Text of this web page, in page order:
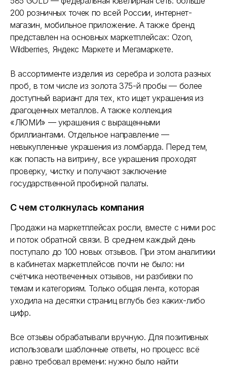
Как запускали Спикс
Результаты
Что остаётся на сотрудниках
200 розничных точек по всей России, интернет-
магазин, мобильное приложение. А также бренд
представлен на основных маркетплейсах: Ozon,
Wildberries, Яндекс Маркете и Мегамаркете.
В ассортименте изделия из серебра и золота разных
проб, в том числе из золота 375-й пробы — более
доступный вариант для тех, кто ищет украшения из
драгоценных металлов. А также коллекция
«ЛЮМИ» — украшения с выращенными
бриллиантами. Отдельное направление —
невыкупленные украшения из ломбарда. Перед тем,
как попасть на витрину, все украшения проходят
проверку, чистку и получают заключение
государственной пробирной палаты.
С чем столкнулась компания
Продажи на маркетплейсах росли, вместе с ними рос
и поток обратной связи. В среднем каждый день
поступало до 100 новых отзывов. При этом аналитики
в кабинетах маркетплейсов почти не было: ни
счётчика неотвеченных отзывов, ни разбивки по
темам и категориям. Только общая лента, которая
уходила на десятки страниц вглубь без каких-либо
цифр.
Все отзывы обрабатывали вручную. Для позитивных
использовали шаблонные ответы, но процесс всё
равно требовал времени: нужно было найти